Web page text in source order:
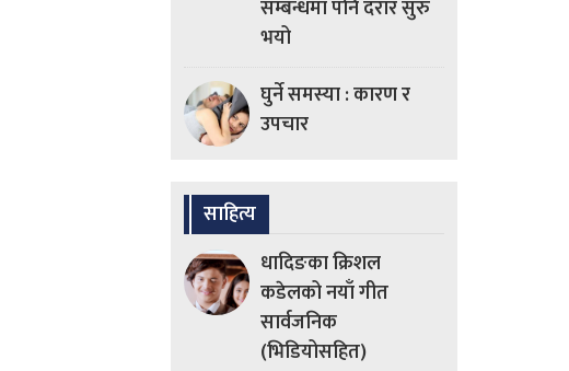
सम्बन्धमा पनि दरार सुरु
भयो
घुर्ने समस्या : कारण र
उपचार
साहित्य
धादिङका क्रिशल
कडेलको नयाँ गीत
सार्वजनिक
(भिडियोसहित)